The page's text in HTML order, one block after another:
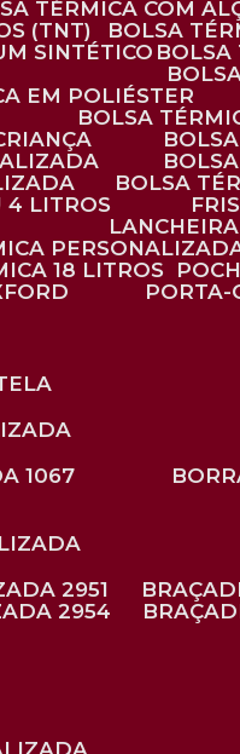
TÉRMICA COM
(TNT)
BOLSA
SINTÉTICO
EM POLIÉSTER
BOLSA
BOLSA
4 LITROS
18 LITROS
1067
2951
2954